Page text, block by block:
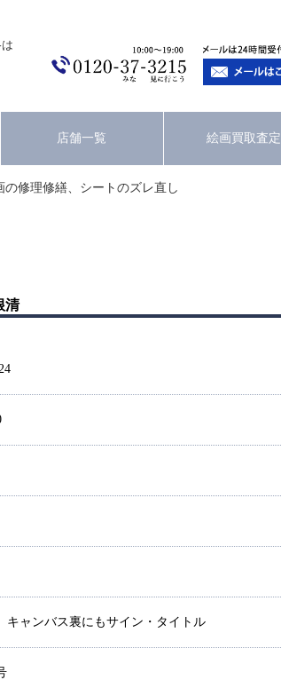
店舗一覧 絵画買取査定
修理修繕、シートのズレ直し
清
キャンバス裏にもサイン・タイトル